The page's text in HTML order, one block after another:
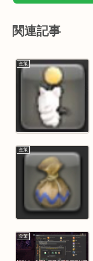
関連記事
金策
金策
金策